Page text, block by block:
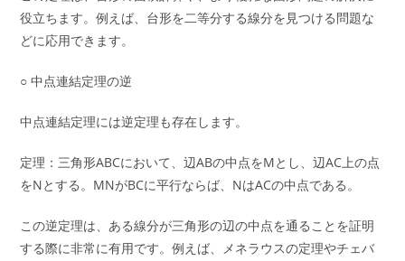
役立ちます。例えば、台形を二等分する線分を見つける問題な
どに応用できます。
○ 中点連結定理の逆
中点連結定理には逆定理も存在します。
定理：三角形ABCにおいて、辺ABの中点をMとし、辺AC上の点
をNとする。MNがBCに平行ならば、NはACの中点である。
この逆定理は、ある線分が三角形の辺の中点を通ることを証明
する際に非常に有用です。例えば、メネラウスの定理やチェバ